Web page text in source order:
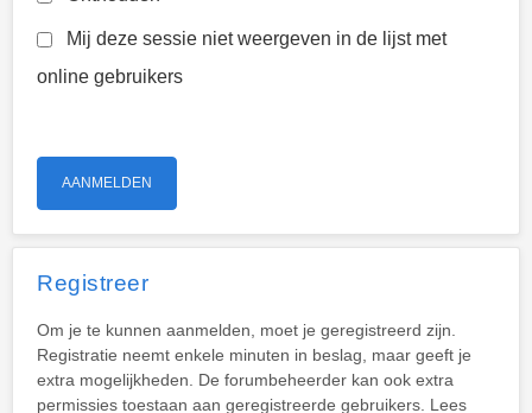
Mij deze sessie niet weergeven in de lijst met
online gebruikers
Registreer
Om je te kunnen aanmelden, moet je geregistreerd zijn.
Registratie neemt enkele minuten in beslag, maar geeft je
extra mogelijkheden. De forumbeheerder kan ook extra
permissies toestaan aan geregistreerde gebruikers. Lees